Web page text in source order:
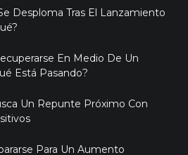
Desploma Tras El Lanzamiento
En Medio De Un
Está Pasando?
Un Repunte Próximo Con
Para Un Aumento